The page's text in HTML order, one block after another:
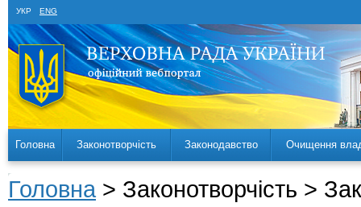
УКР ENG
Головна Законотворчість Законодавство Очищення
Головна > Законотворчість >